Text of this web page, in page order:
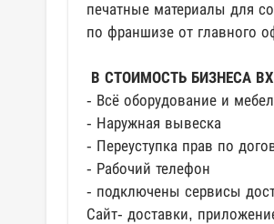
печатные материалы для
по франшизе от главного
В СТОИМОСТЬ БИЗНЕСА
- Всё оборудование и
- Наружная вывеска
- Переуступка прав по
- Рабочий телефон
- подключены сервисы
Сайт- доставки,